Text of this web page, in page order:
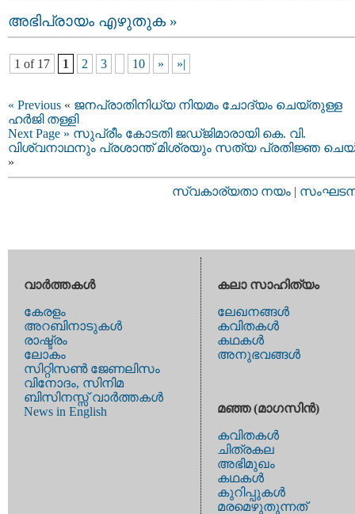
അഭിപ്രായം എഴുതുക »
1 of 17 1 2 3 10 » »|
« Previous « ജനപ്രാതിനിധ്യ നിയമം ചോദ്യം ചെയ്തുള്ള
ഹർജി തള്ളി
Next Page » സുപ്രീം കോടതി ജഡ്ജിമാരായി കെ. വി.
വിശ്വനാഥനും പ്രശാന്ത് മിശ്രയും സത്യ പ്രതിജ്ഞ
»
സ്വകാര്യതാ നയം |
വാര്‍ത്തകള്‍
കേരളം
അറബിനാടുകള്‍
രാഷ്ട്രം
ലോകം
സിറ്റിസണ്‍ ജേണലിസം
വിനോദം, സിനിമ
ബിസിനസ്സ് വാര്‍ത്തകള്‍
News in English
കലാ സാഹിത്യം
ലേഖനങ്ങള്‍
കവിതകള്‍
കഥകള്‍
അനുഭവങ്ങള്‍
മഞ്ഞ (മാഗസിന്‍)
കവിതകള്‍
ചിത്രകല
അഭിമുഖം
കഥകള്‍
കുറിപ്പുകള്‍
മരമെഴുതുന്നത്